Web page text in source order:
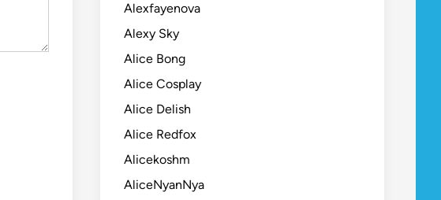
Alexfayenova
Alexy Sky
Alice Bong
Alice Cosplay
Alice Delish
Alice Redfox
Alicekoshm
AliceNyanNya